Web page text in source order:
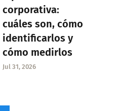
corporativa:
cuáles son, cómo
identificarlos y
cómo medirlos
Jul 31, 2026